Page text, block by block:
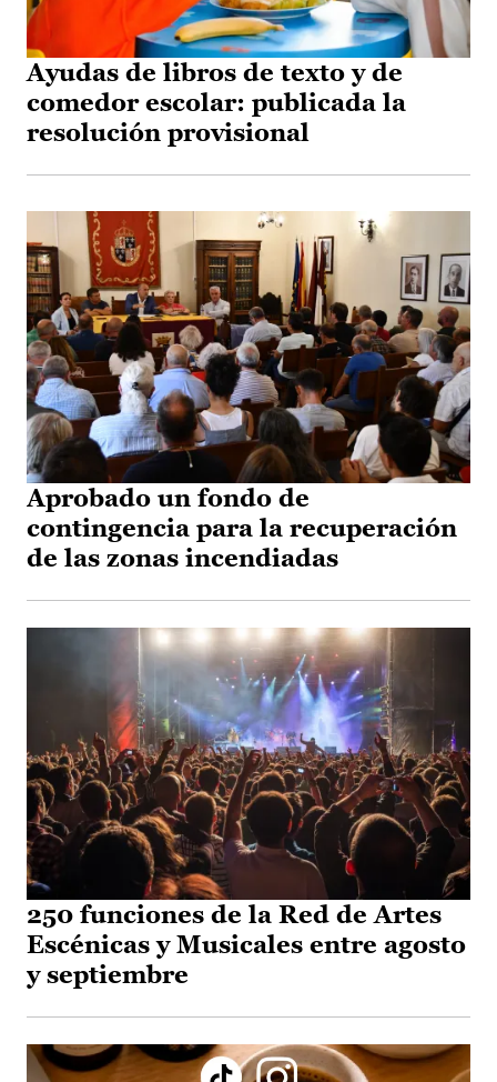
Ayudas de libros de texto y de
comedor escolar: publicada la
resolución provisional
Aprobado un fondo de
contingencia para la recuperación
de las zonas incendiadas
250 funciones de la Red de Artes
Escénicas y Musicales entre agosto
y septiembre